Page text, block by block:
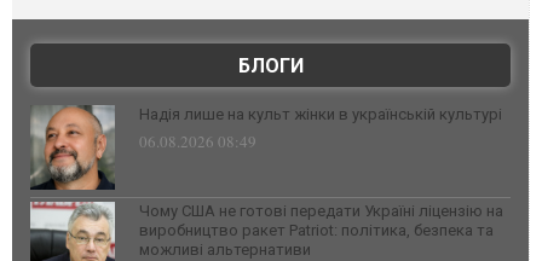
БЛОГИ
Надія лише на культ жінки в українській культурі
06.08.2026 08:49
Чому США не готові передати Україні ліцензію на
виробництво ракет Patriot: політика, безпека та
можливі альтернативи